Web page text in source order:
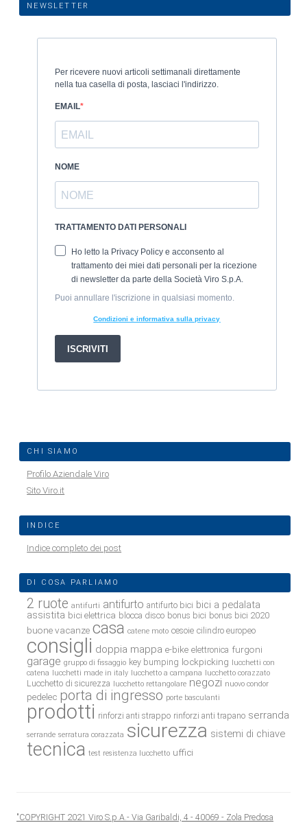
NEWSLETTER
CHI SIAMO
Profilo Aziendale Viro
Sito Viro.it
INDICE
Indice completo dei post
DI COSA PARLIAMO
2 ruote antifurti antifurto antifurto bici bici a pedalata
assistita bici elettrica blocca disco bonus bici bonus bici 2020
buone vacanze casa catene moto cesoie cilindro europeo
consigli doppia mappa e-bike elettronica furgoni
garage gruppo di fissaggio key bumping lockpicking
lucchetti con
catena
lucchetti made in italy lucchetto a campana lucchetto corazzato
Lucchetto di sicurezza lucchetto rettangolare negozi nuovo condor
pedelec porta di ingresso porte basculanti
prodotti rinforzi anti strappo rinforzi anti trapano serranda
serrande serratura corazzata sicurezza sistemi di chiave
tecnica test resistenza lucchetto uffici
"COPYRIGHT 2021 Viro S.p.A.- Via Garibaldi, 4 - 40069 - Zola Predosa